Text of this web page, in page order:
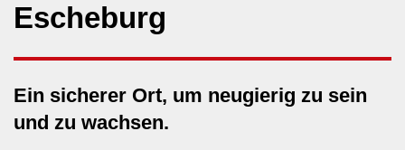
Escheburg
Ein sicherer Ort, um neugierig zu sein
und zu wachsen.